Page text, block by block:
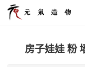
房子娃娃 粉